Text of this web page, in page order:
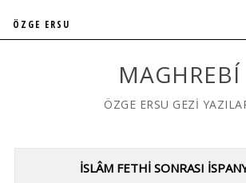
MAGHREBÍ
ÖZGE ERSU GEZİ
İSLÂM FETHİ SONRASI
ÖZGE ERSU